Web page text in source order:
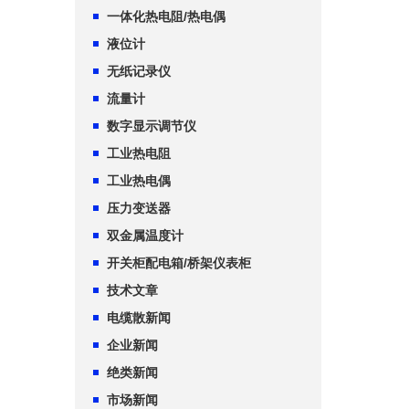
一体化热电阻/热电偶
液位计
无纸记录仪
流量计
数字显示调节仪
工业热电阻
工业热电偶
压力变送器
双金属温度计
开关柜配电箱/桥架仪表柜
技术文章
电缆散新闻
企业新闻
绝类新闻
市场新闻